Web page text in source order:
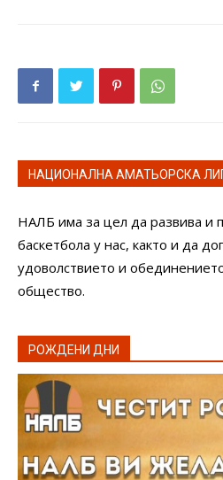
НАЦИОНАЛНА АМАТЬОРСКА
НАЛБ има за цел да развива и
баскетбола у нас, както и да
удоволствието и
общество.
РОЖДЕНИ ДНИ